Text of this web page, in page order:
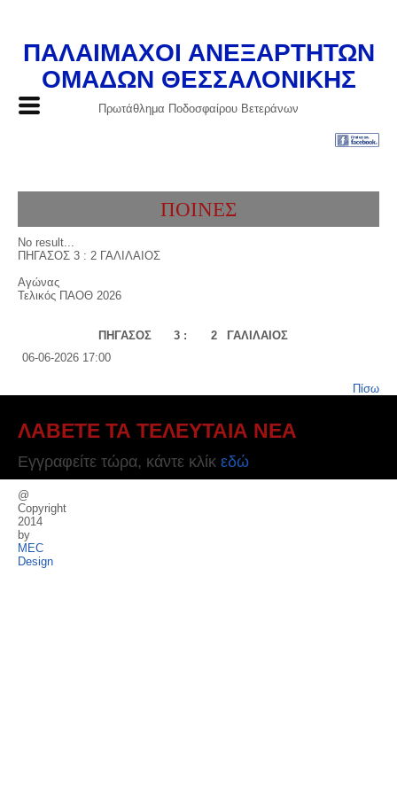
ΠΑΛΑΙΜΑΧΟΙ ΑΝΕΞΑΡΤΗΤΩΝ
ΟΜΑΔΩΝ ΘΕΣΣΑΛΟΝΙΚΗΣ
Πρωτάθλημα Ποδοσφαίρου Βετεράνων
ΠΟΙΝΕΣ
No result...
ΠΗΓΑΣΟΣ 3 : 2 ΓΑΛΙΛΑΙΟΣ
Αγώνας
Τελικός ΠΑΟΘ 2026
ΠΗΓΑΣΟΣ 3 : 2
ΓΑΛΙΛΑΙΟΣ
06-06-2026 17:00
Πίσω
ΛΑΒΕΤΕ ΤΑ ΤΕΛΕΥΤΑΙΑ ΝΕΑ
Εγγραφείτε τώρα, κάντε κλίκ εδώ
@
Copyright
2014
by
MEC
Design